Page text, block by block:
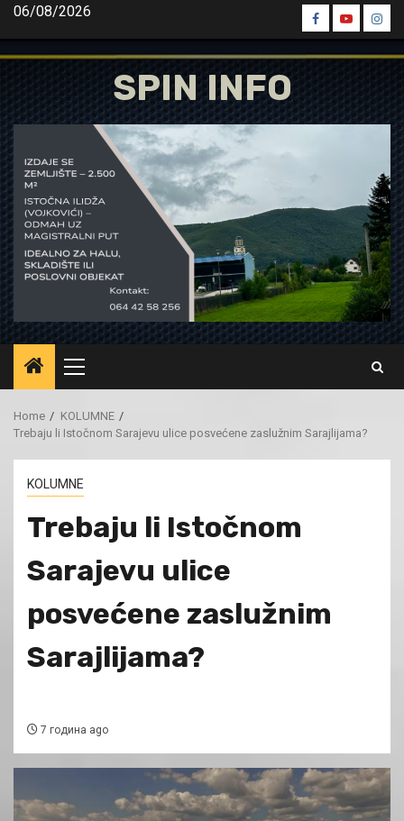
Skip
content
06/08/2026
Spin
Facebook
Spin
Youtube
Spin
SPIN INFO
Primary
Menu
Home
KOLUMNE
Trebaju li Istočnom Sarajevu ulice posvećene zaslužnim Sarajlijama?
KOLUMNE
Trebaju li Istočnom
Sarajevu ulice
posvećene zaslužnim
Sarajlijama?
7 година ago